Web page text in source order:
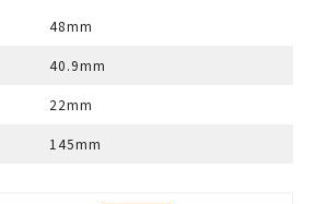
48mm
40.9mm
22mm
145mm